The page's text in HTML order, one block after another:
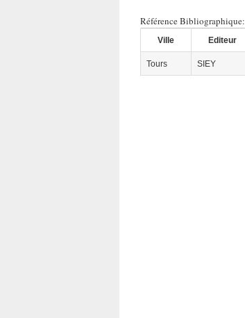
Référence Bibliographique:
Ville Editeur
Tours SIEY